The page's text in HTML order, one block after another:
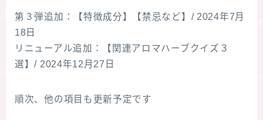
おすすめ商品＆レビュー
★スペシャルアロマハーブ４択クイズ (kindle出
版限定)
FAQ
第３弾追加：【特徴成分】【禁忌など】/ 2024年7月
18日
リニューアル追加：【関連アロマハーブクイズ３
選】/ 2024年12月27日
順次、他の項目も更新予定です